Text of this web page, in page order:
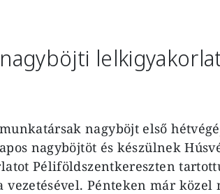
nagyböjt első
nagyböjtöt és készülnek
Péliföldszentkereszten
Pénteken már közel